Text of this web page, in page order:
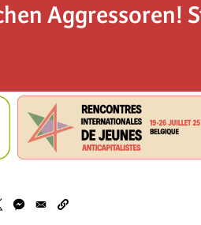
Aggressoren!